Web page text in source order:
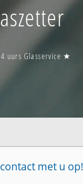
uurs Glasservice ★
met u op!